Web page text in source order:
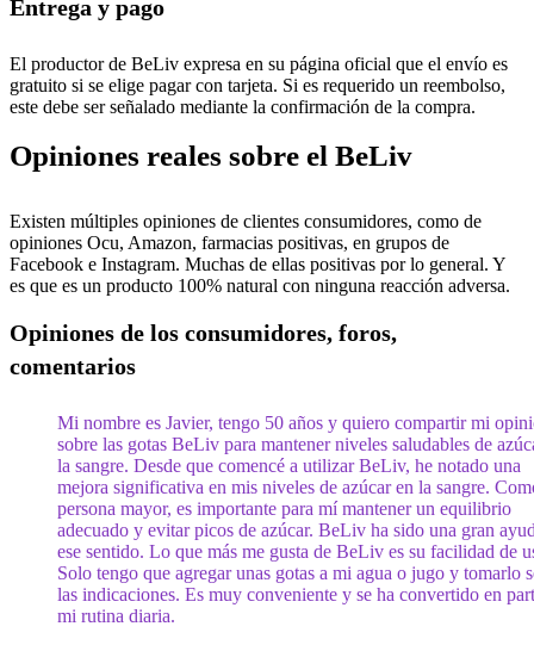
Entrega y pago
El productor de BeLiv expresa en su página oficial que el envío es
gratuito si se elige pagar con tarjeta. Si es requerido un reembolso,
este debe ser señalado mediante la confirmación de la compra.
Opiniones reales sobre el BeLiv
Existen múltiples opiniones de clientes consumidores, como de
opiniones Ocu, Amazon, farmacias positivas, en grupos de
Facebook e Instagram. Muchas de ellas positivas por lo general. Y
es que es un producto 100% natural con ninguna reacción adversa.
Opiniones de los consumidores, foros,
comentarios
Mi nombre es Javier, tengo 50 años y quiero compartir mi
sobre las gotas BeLiv para mantener niveles saludables de
la sangre. Desde que comencé a utilizar BeLiv, he notado una
mejora significativa en mis niveles de azúcar en la sangre.
persona mayor, es importante para mí mantener un equilibrio
adecuado y evitar picos de azúcar. BeLiv ha sido una gran
ese sentido. Lo que más me gusta de BeLiv es su facilidad de
Solo tengo que agregar unas gotas a mi agua o jugo y tomarlo
las indicaciones. Es muy conveniente y se ha convertido en
mi rutina diaria.